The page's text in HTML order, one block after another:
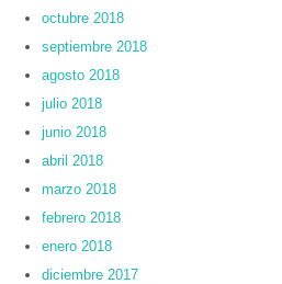
octubre 2018
septiembre 2018
agosto 2018
julio 2018
junio 2018
abril 2018
marzo 2018
febrero 2018
enero 2018
diciembre 2017